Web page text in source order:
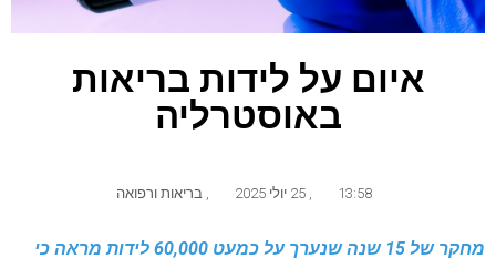
איום על לידות בריאות
באוסטרליה
13:58 25 יולי 2025 בריאות ורפואה
מחקר של 15 שנה שנערך על כמעט 60,000 לידות מראה כי